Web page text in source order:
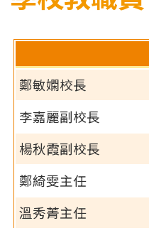
鄭敏嫻校長
李嘉麗副校長
楊秋霞副校長
鄭綺雯主任
溫秀菁主任